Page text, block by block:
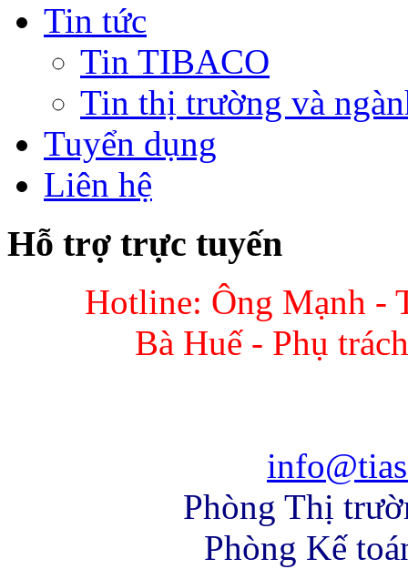
Tin tức
Tin TIBACO
Tin thị trường và
Tuyển dụng
Liên hệ
Hỗ trợ trực tuyến
Hotline: Ông Mạnh -
Bà Huế - Phụ
Phòng Thị
Phòng Kế